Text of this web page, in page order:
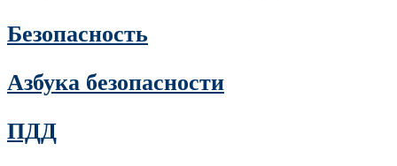
Безопасность
Азбука безопасности
ПДД